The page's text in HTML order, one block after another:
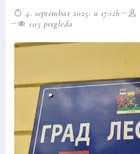
4. septembar 2025. u 17:12h
1115 pregleda